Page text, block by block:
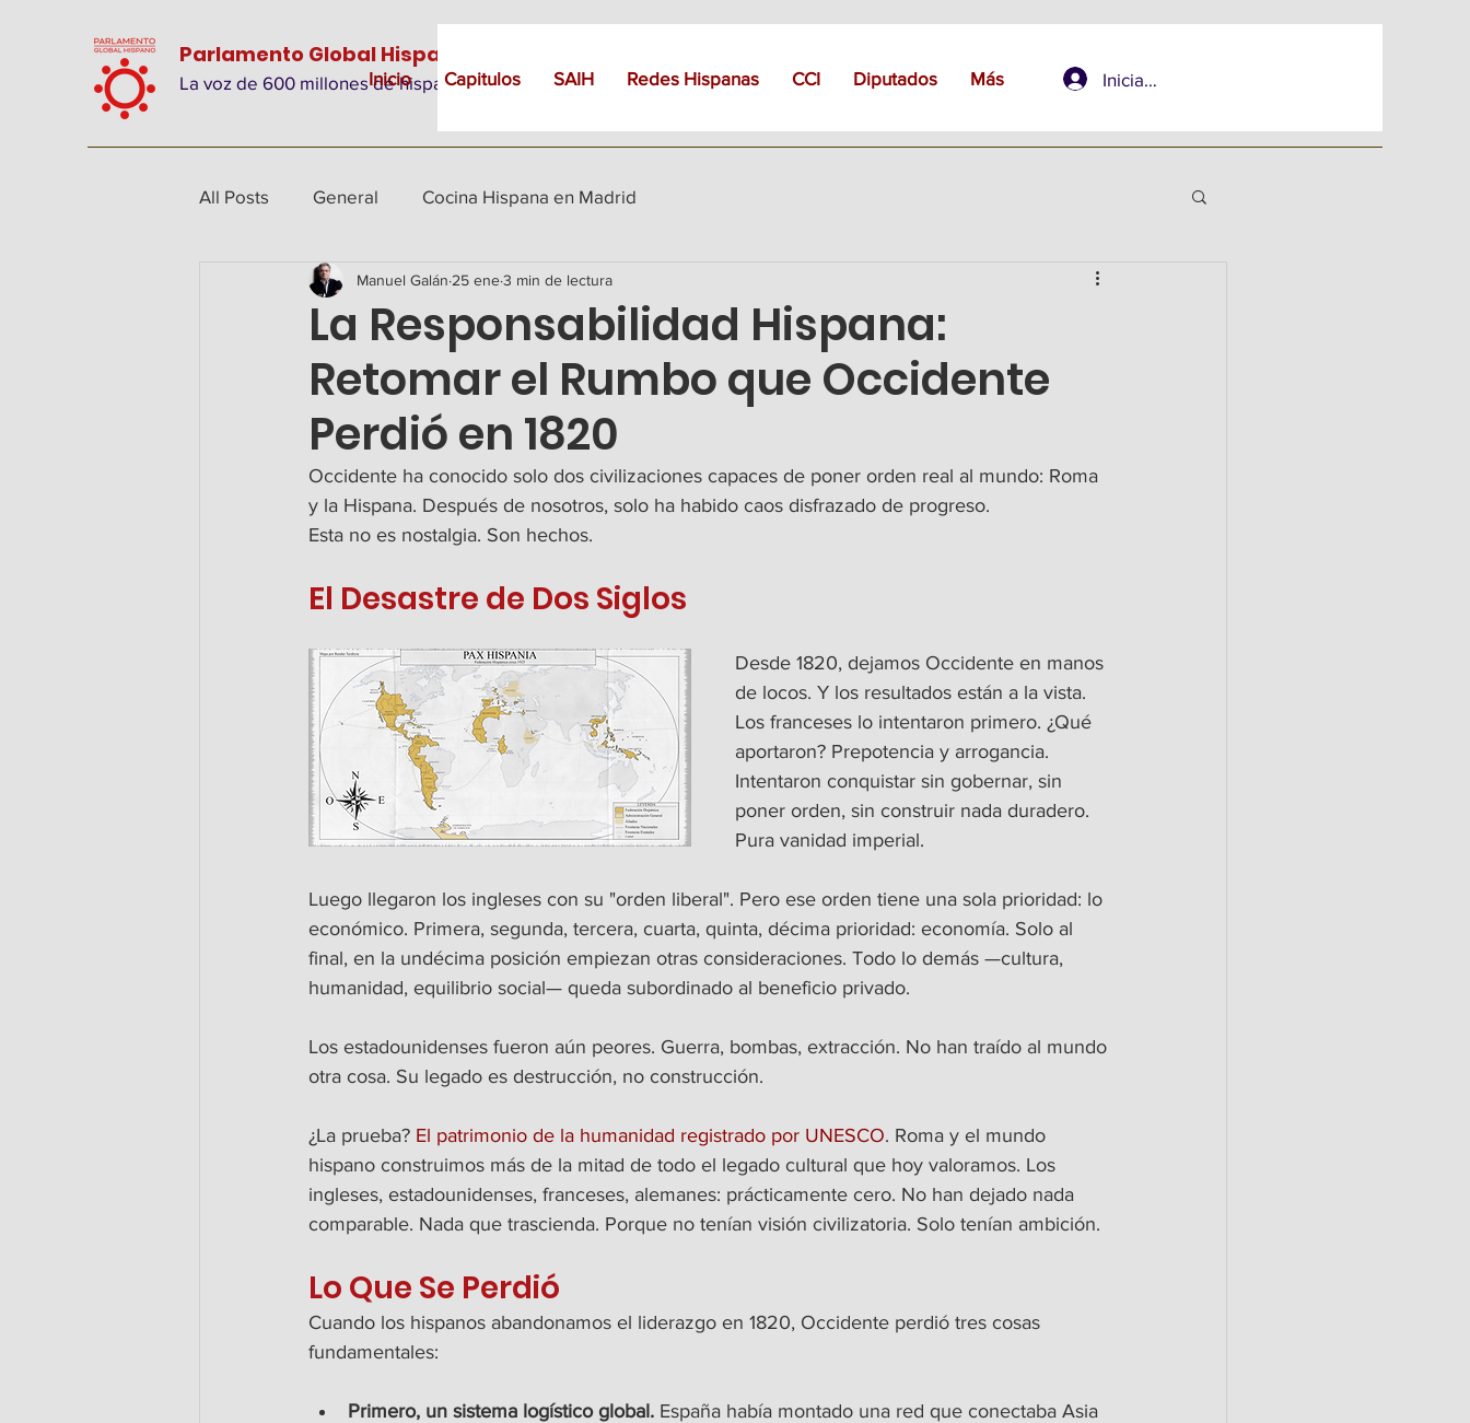
Parlamento Global Hispano
La voz de 600 millones de hispanos
Inicio Capitulos SAIH Redes Hispanas CCI Diputados Más Iniciar sesión
All Posts General Cocina Hispana en Madrid
La Responsabilidad Hispana:
Retomar el Rumbo que Occidente
Perdió en 1820
Manuel Galán 25 ene3 min de lectura
Occidente ha conocido solo dos civilizaciones capaces de poner orden real al mundo: Roma
y la Hispana. Después de nosotros, solo ha habido caos disfrazado de progreso.
Esta no es nostalgia. Son hechos.
El Desastre de Dos Siglos
Desde 1820, dejamos Occidente en manos
de locos. Y los resultados están a la vista.
Los franceses lo intentaron primero. ¿Qué
aportaron? Prepotencia y arrogancia.
Intentaron conquistar sin gobernar, sin
poner orden, sin construir nada duradero.
Pura vanidad imperial.
Luego llegaron los ingleses con su "orden liberal". Pero ese orden tiene una sola prioridad: lo
económico. Primera, segunda, tercera, cuarta, quinta, décima prioridad: economía. Solo al
final, en la undécima posición empiezan otras consideraciones. Todo lo demás —cultura,
humanidad, equilibrio social— queda subordinado al beneficio privado.
Los estadounidenses fueron aún peores. Guerra, bombas, extracción. No han traído al mundo
otra cosa. Su legado es destrucción, no construcción.
¿La prueba? El patrimonio de la humanidad registrado por UNESCO. Roma y el mundo
hispano construimos más de la mitad de todo el legado cultural que hoy valoramos. Los
ingleses, estadounidenses, franceses, alemanes: prácticamente cero. No han dejado nada
comparable. Nada que trascienda. Porque no tenían visión civilizatoria. Solo tenían ambición.
Lo Que Se Perdió
Cuando los hispanos abandonamos el liderazgo en 1820, Occidente perdió tres cosas
fundamentales:
Primero, un sistema logístico global. España había montado una red que conectaba Asia